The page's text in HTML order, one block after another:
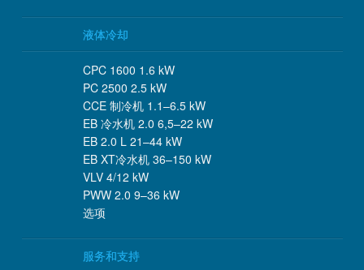
液体冷却
CPC 1600 1.6 kW
PC 2500 2.5 kW
CCE 制冷机 1.1–6.5 kW
EB 冷水机 2.0 6,5–22 kW
EB 2.0 L 21–44 kW
EB XT冷水机 36–150 kW
VLV 4/12 kW
PWW 2.0 9–36 kW
选项
服务和支持